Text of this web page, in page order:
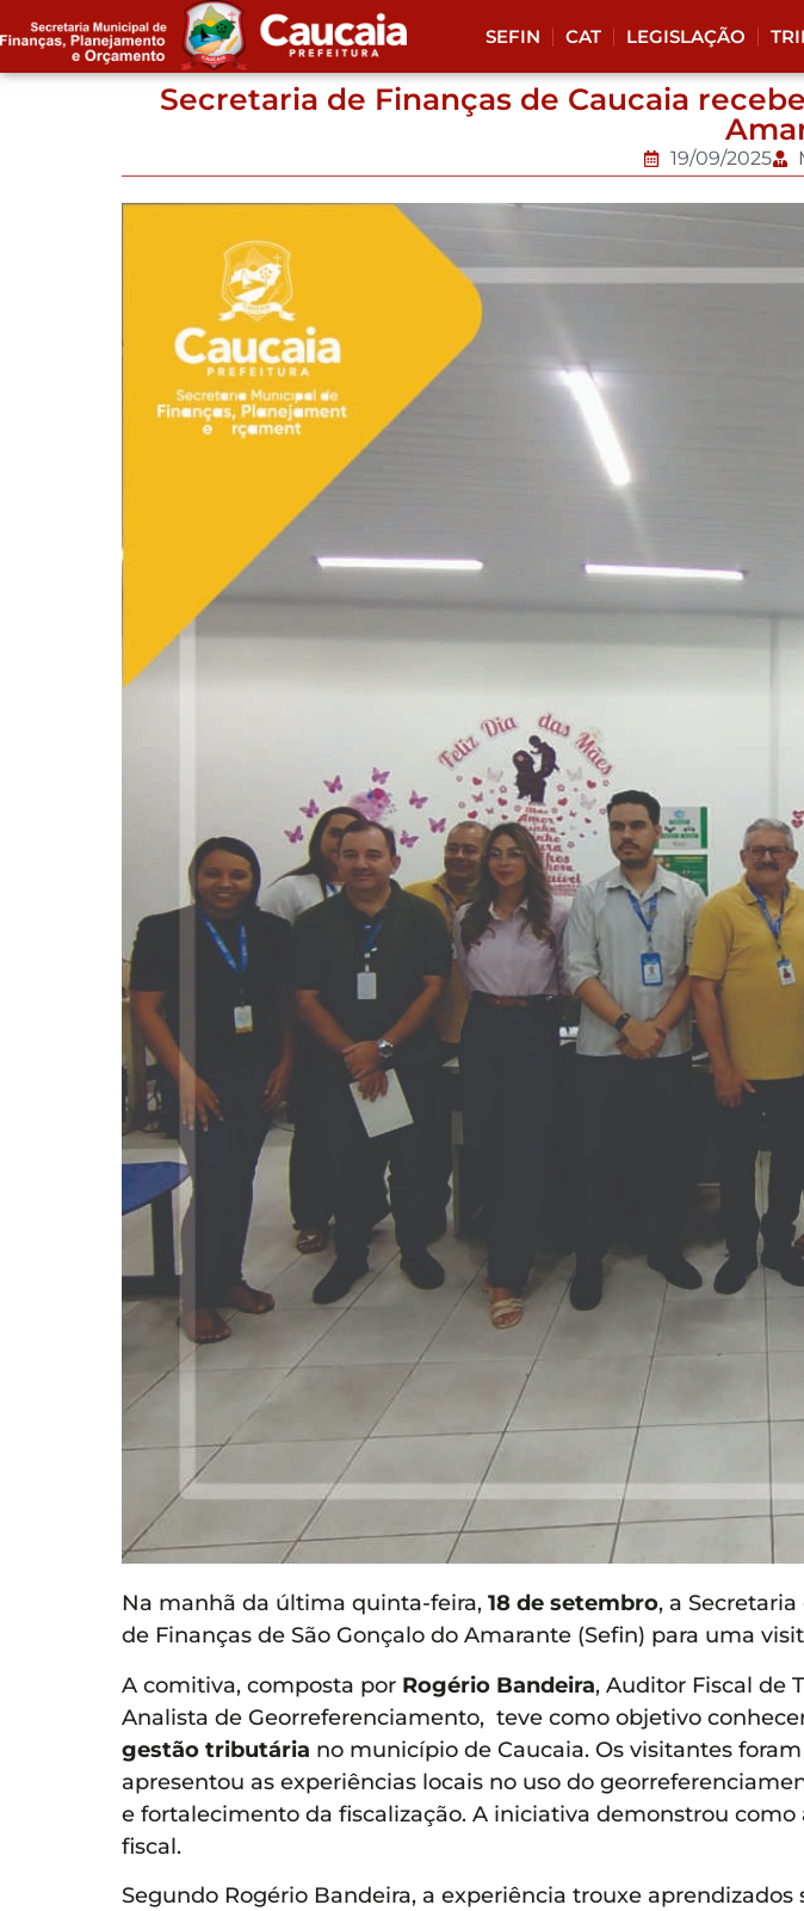
SEFIN CAT LEGISLAÇÃO
Secretaria de Finanças de Caucaia
19/09/2025
Na manhã da última quinta-feira, 18 de setembro, a
de Finanças de São Gonçalo do Amarante (Sefin) para uma
A comitiva, composta por Rogério Bandeira, Auditor Fiscal de
Analista de Georreferenciamento, teve como objetivo
gestão tributária no município de Caucaia. Os visitantes
apresentou as experiências locais no uso do
e fortalecimento da fiscalização. A iniciativa demonstrou
fiscal.
Segundo Rogério Bandeira, a experiência trouxe aprendizados